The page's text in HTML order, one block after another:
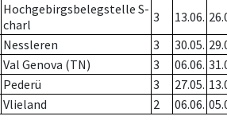
Hochgebirgsbelegstelle S-
charl
3 13.06.
Nessleren 3 30.05.
Val Genova (TN) 3 06.06.
Pederü 3 27.05.
Vlieland 2 06.06.